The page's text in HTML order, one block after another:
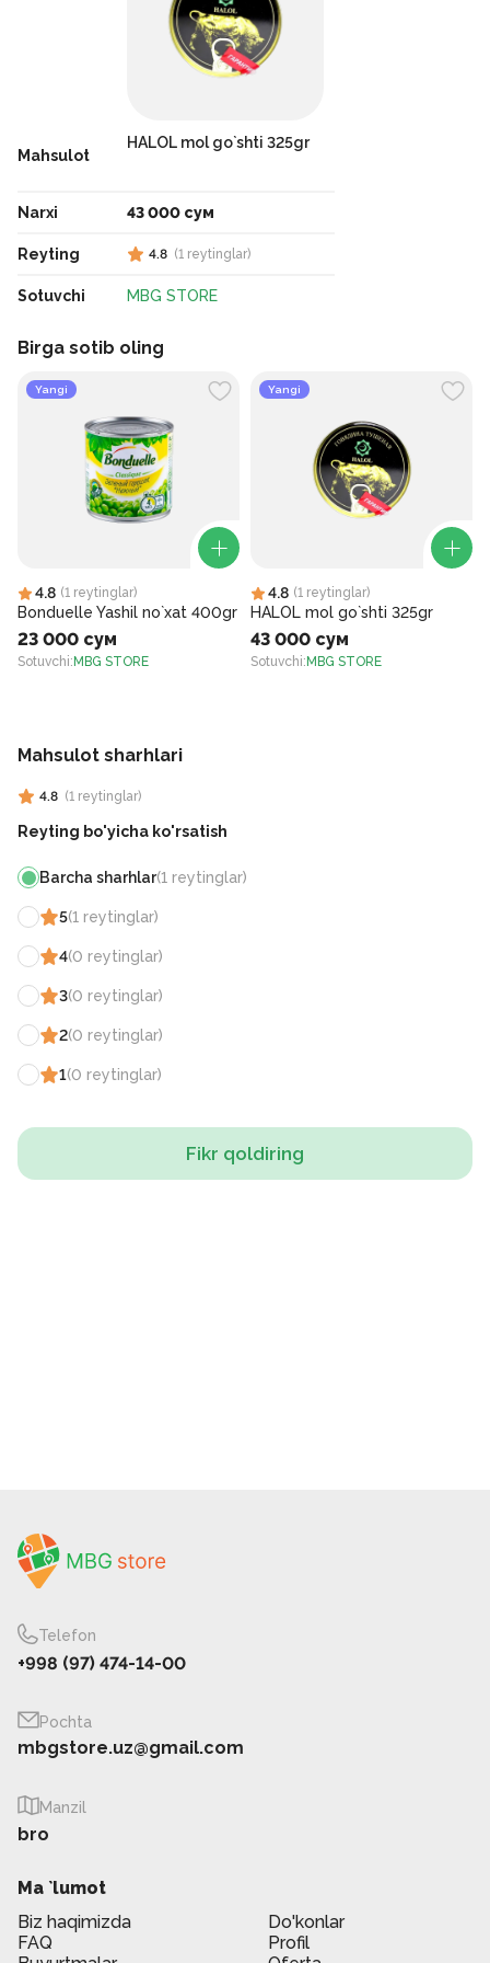
Mahsulot
Narxi
Reyting
Sotuvchi
HALOL mol go`shti 325gr
43 000 сум
4.8 (1 reytinglar)
MBG STORE
Birga sotib oling
Yangi
4.8 (1 reytinglar)
Bonduelle Yashil no`xat 400gr
23 000 сум
Sotuvchi: MBG STORE
Yangi
4.8 (1 reytinglar)
HALOL mol go`shti 325gr
43 000 сум
Sotuvchi: MBG STORE
Mahsulot sharhlari
4.8 (1 reytinglar)
Reyting bo'yicha ko'rsatish
Barcha sharhlar(1 reytinglar)
5(1 reytinglar)
4(0 reytinglar)
3(0 reytinglar)
2(0 reytinglar)
1(0 reytinglar)
Fikr qoldiring
Telefon
+998 (97) 474-14-00
Pochta
mbgstore.uz@gmail.com
Manzil
bro
Ma `lumot
Biz haqimizda
Do'konlar
FAQ
Profil